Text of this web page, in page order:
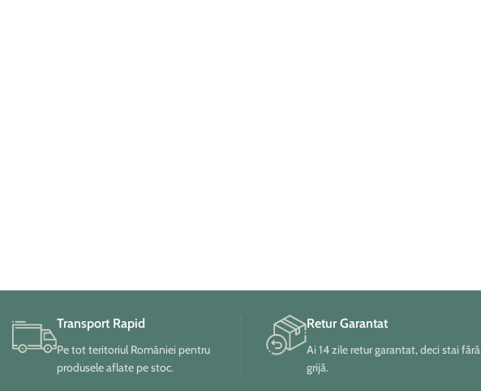
Transport Rapid
Pe tot teritoriul României pentru
produsele aflate pe stoc.
Retur Garantat
Ai 14 zile retur garantat, deci stai fără
grijă.